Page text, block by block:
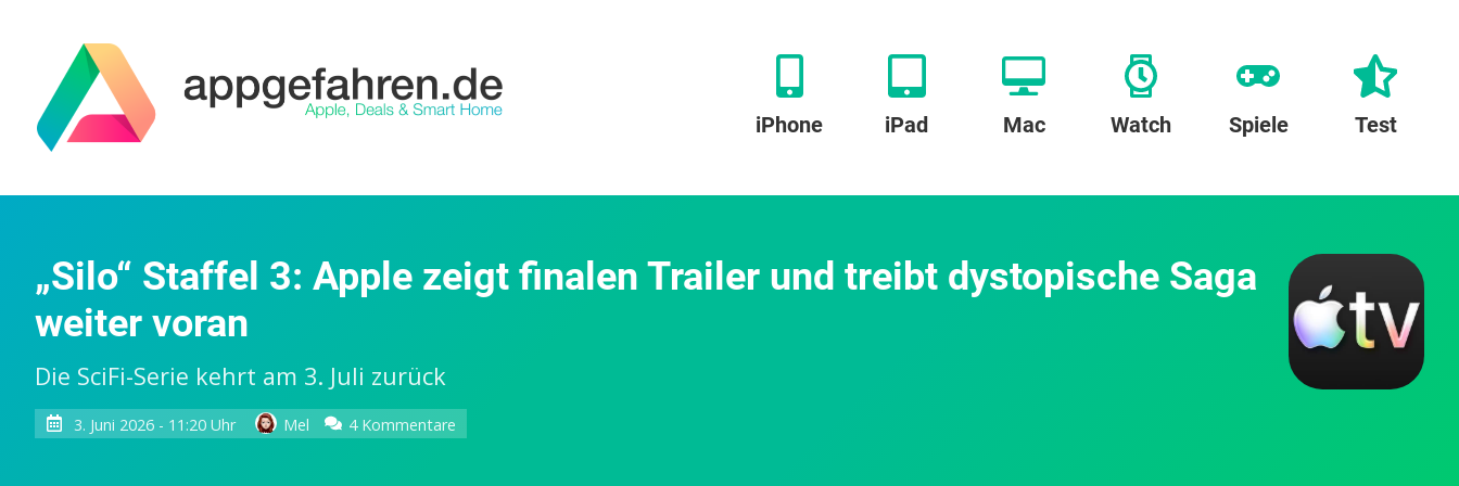
iPhone iPad Mac Watch Spiele Test
„Silo“ Staffel 3: Apple zeigt finalen Trailer und treibt dystopische Saga
weiter voran
Die SciFi-Serie kehrt am 3. Juli zurück
3. Juni 2026 - 11:20 Uhr Mel 4 Kommentare